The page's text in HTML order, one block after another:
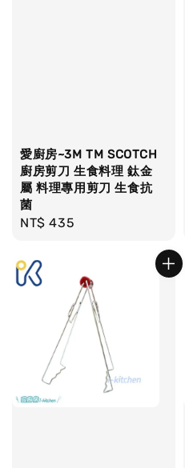
愛廚房~3M TM SCOTCH
廚房剪刀 生食料理 鈦金
屬 料理專用剪刀 生食抗
菌
Regular
NT$ 435